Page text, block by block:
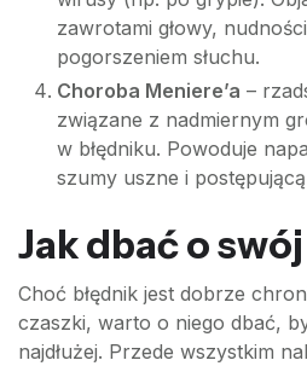
zawrotami głowy,
pogorszeniem słuchu.
Choroba Meniere’a –
związane z nadmiernym
w błędniku. Powoduje
szumy uszne i
Jak dbać o
Choć błędnik jest dobrze
czaszki, warto o niego dbać,
najdłużej. Przede wszystkim